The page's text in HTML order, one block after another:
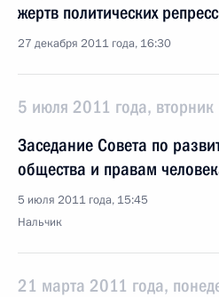
жертв политических
27 декабря 2011 года, 16:30
5 июля 2011 года, вторник
Заседание Совета по
общества и правам
5 июля 2011 года, 15:45
Нальчик
21 марта 2011 года,